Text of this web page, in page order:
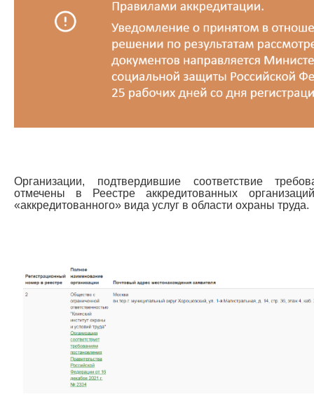
Организации, подтвердившие соответствие
отмечены в Реестре аккредитованных
«аккредитованного» вида услуг в области охраны труда.